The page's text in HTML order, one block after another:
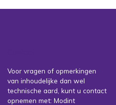
Voor vragen of opmerkingen
van inhoudelijke dan wel
technische aard, kunt u contact
opnemen met: Modint